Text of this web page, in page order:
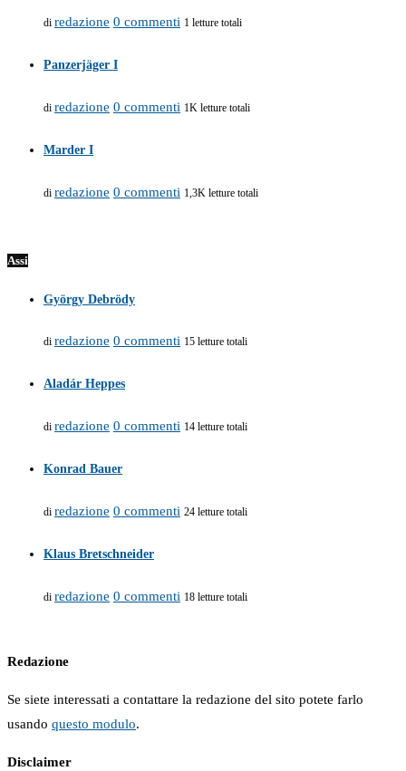
di redazione 0 commenti 1 letture totali
Panzerjäger I
di redazione 0 commenti 1K letture totali
Marder I
di redazione 0 commenti 1,3K letture totali
Assi
György Debrödy
di redazione 0 commenti 15 letture totali
Aladár Heppes
di redazione 0 commenti 14 letture totali
Konrad Bauer
di redazione 0 commenti 24 letture totali
Klaus Bretschneider
di redazione 0 commenti 18 letture totali
Redazione
Se siete interessati a contattare la redazione del sito potete farlo
usando questo modulo.
Disclaimer